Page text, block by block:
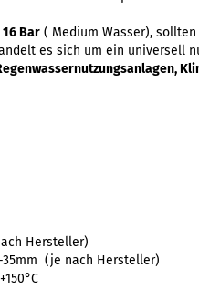
Bar ( Medium Wasser),
es sich um ein universell
Hersteller)
35mm (je nach Hersteller)